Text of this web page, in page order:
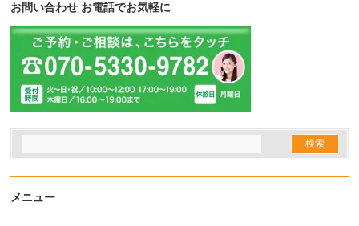
お問い合わせ お電話でお気軽に
メニュー